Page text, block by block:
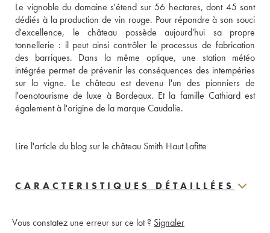
Le vignoble du domaine s'étend sur 56 hectares, dont 45 sont
dédiés à la production de vin rouge. Pour répondre à son souci
d'excellence, le château possède aujourd'hui sa propre
tonnellerie : il peut ainsi contrôler le processus de fabrication
des barriques. Dans la même optique, une station météo
intégrée permet de prévenir les conséquences des intempéries
sur la vigne. Le château est devenu l'un des pionniers de
l'oenotourisme de luxe à Bordeaux. Et la famille Cathiard est
également à l'origine de la marque Caudalie.
Lire l'article du blog sur le château Smith Haut Lafitte
CARACTERISTIQUES DÉTAILLÉES
Vous constatez une erreur sur ce lot ? Signaler